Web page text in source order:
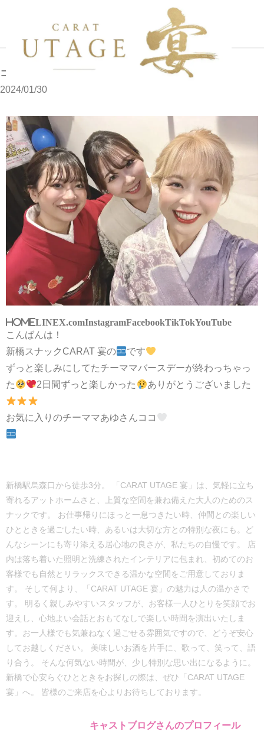
ホーム 写メブログ ココです
ココです
2024/01/30
HOMELINEX.comInstagramFacebookTikTokYouTube
こんばんは！
新橋スナックCARAT 宴の
です
ずっと楽しみにしてたチーママバースデーが終わっちゃっ
た
2日間ずっと楽しかった ありがとうございました
お気に入りのチーママあゆさんココ
新橋駅烏森口から徒歩3分。 「CARAT UTAGE 宴」は、気軽に立ち
寄れるアットホームさと、上質な空間を兼ね備えた大人のためのス
ナックです。 お仕事帰りにほっと一息つきたい時、仲間との楽しい
ひとときを過ごしたい時、あるいは大切な方との特別な夜にも。ど
んなシーンにも寄り添える居心地の良さが、私たちの自慢です。 店
内は落ち着いた照明と洗練されたインテリアに包まれ、初めてのお
客様でも自然とリラックスできる温かな空間をご用意しておりま
す。 そして何より、「CARAT UTAGE 宴」の魅力は人の温かさで
す。 明るく親しみやすいスタッフが、お客様一人ひとりを笑顔でお
迎えし、心地よい会話とおもてなしで楽しい時間を演出いたしま
す。お一人様でも気兼ねなく過ごせる雰囲気ですので、どうぞ安心
してお越しください。 美味しいお酒を片手に、歌って、笑って、語
り合う。 そんな何気ない時間が、少し特別な思い出になるように。
新橋で心安らぐひとときをお探しの際は、ぜひ「CARAT UTAGE
宴」へ。 皆様のご来店を心よりお待ちしております。
キャストブログさんのプロフィール